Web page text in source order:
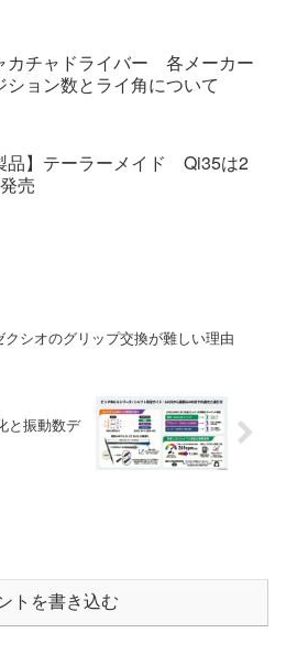
カチャドライバー 各メーカー
ション数とライ角について
品】テーラーメイド Qi35は2
売
クシオのグリップ交換が難しい理由
と振動数デ
トを書き込む